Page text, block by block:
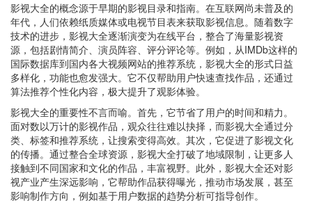
影视大全的概念源于早期的影视目录和指南。在互联网尚未普及的
年代，人们依赖纸质媒体或电视节目表来获取影视信息。随着数字
技术的进步，影视大全逐渐演变为在线平台，整合了海量影视资
源，包括剧情简介、演员阵容、评分评论等。例如，从IMDb这样的
国际数据库到国内各大视频网站的推荐系统，影视大全的形式日益
多样化，功能也愈发强大。它不仅帮助用户快速查找作品，还通过
算法推荐个性化内容，极大提升了观影体验。
影视大全的重要性不言而喻。首先，它节省了用户的时间和精力。
面对数以万计的影视作品，观众往往难以抉择，而影视大全通过分
类、标签和推荐系统，让搜索变得高效。其次，它促进了影视文化
的传播。通过整合全球资源，影视大全打破了地域限制，让更多人
接触到不同国家和文化的作品，丰富视野。此外，影视大全还对影
视产业产生深远影响，它帮助作品获得曝光，推动市场发展，甚至
影响制作方向，例如基于用户数据的趋势分析可指导创作。